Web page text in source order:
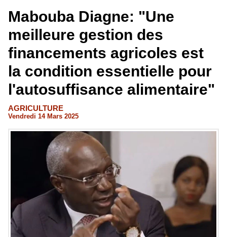
Mabouba Diagne: "Une
meilleure gestion des
financements agricoles est
la condition essentielle pour
l'autosuffisance alimentaire"
AGRICULTURE
Vendredi 14 Mars 2025